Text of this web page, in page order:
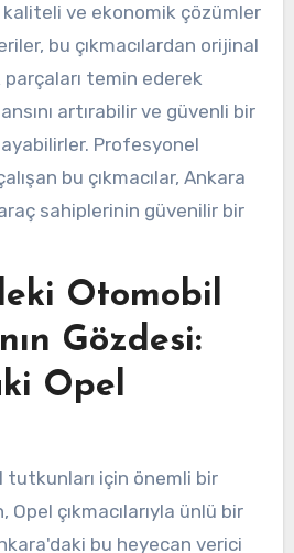
kaliteli ve ekonomik çözümler
bu çıkmacılardan orijinal
temin ederek
artırabilir ve güvenli bir
Profesyonel
bu çıkmacılar, Ankara
sahiplerinin güvenilir bir
Otomobil
Gözdesi:
Opel
için önemli bir
çıkmacılarıyla ünlü bir
bu heyecan verici